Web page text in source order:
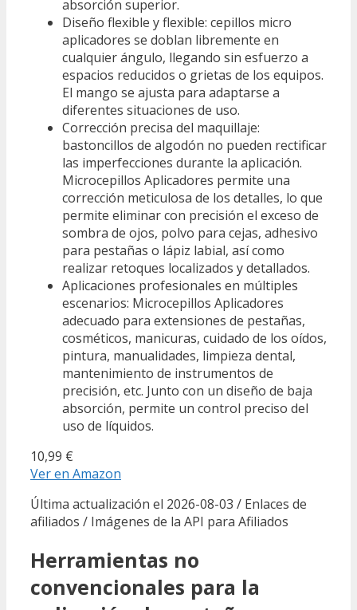
absorción superior.
Diseño flexible y flexible: cepillos micro
aplicadores se doblan libremente en
cualquier ángulo, llegando sin esfuerzo a
espacios reducidos o grietas de los equipos.
El mango se ajusta para adaptarse a
diferentes situaciones de uso.
Corrección precisa del maquillaje:
bastoncillos de algodón no pueden rectificar
las imperfecciones durante la aplicación.
Microcepillos Aplicadores permite una
corrección meticulosa de los detalles, lo que
permite eliminar con precisión el exceso de
sombra de ojos, polvo para cejas, adhesivo
para pestañas o lápiz labial, así como
realizar retoques localizados y detallados.
Aplicaciones profesionales en múltiples
escenarios: Microcepillos Aplicadores
adecuado para extensiones de pestañas,
cosméticos, manicuras, cuidado de los oídos,
pintura, manualidades, limpieza dental,
mantenimiento de instrumentos de
precisión, etc. Junto con un diseño de baja
absorción, permite un control preciso del
uso de líquidos.
10,99 €
Ver en Amazon
Última actualización el 2026-08-03 / Enlaces de
afiliados / Imágenes de la API para Afiliados
Herramientas no
convencionales para la